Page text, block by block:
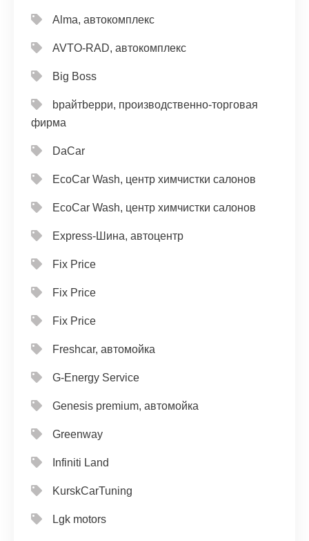
Alma, автокомплекс
AVTO-RAD, автокомплекс
Big Boss
bрайтbерри, производственно-торговая
фирма
DaCar
EcoCar Wash, центр химчистки салонов
EcoCar Wash, центр химчистки салонов
Express-Шина, автоцентр
Fix Price
Fix Price
Fix Price
Freshcar, автомойка
G-Energy Service
Genesis premium, автомойка
Greenway
Infiniti Land
KurskCarTuning
Lgk motors